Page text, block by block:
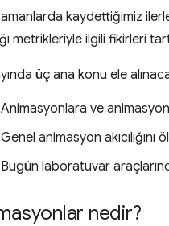
kaydettiğimiz
metrikleriyle ilgili fikirleri
üç ana konu ele
Animasyonlara ve animasyon
Genel animasyon
Bugün laboratuvar
nedir?